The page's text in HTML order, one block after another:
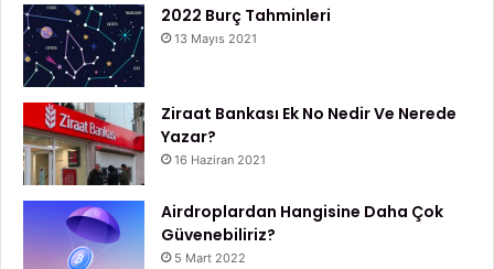
2022 Burç Tahminleri
13 Mayıs 2021
Ziraat Bankası Ek No Nedir Ve Nerede
Yazar?
16 Haziran 2021
Airdroplardan Hangisine Daha Çok
Güvenebiliriz?
5 Mart 2022